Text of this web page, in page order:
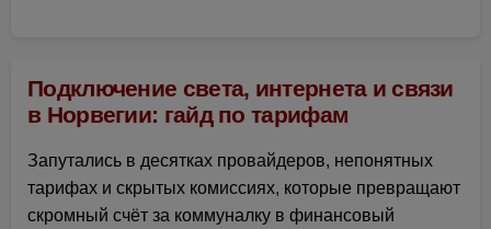
Подключение света, интернета и связи
в Норвегии: гайд по тарифам
Запутались в десятках провайдеров, непонятных
тарифах и скрытых комиссиях, которые превращают
скромный счёт за коммуналку в финансовый